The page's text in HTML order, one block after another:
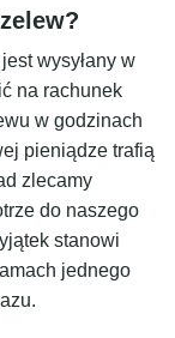
wysyłany w
na rachunek
w godzinach
pieniądze trafią
zlecamy
do naszego
stanowi
jednego